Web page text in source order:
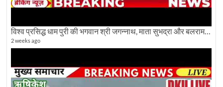
विश्व प्रसिद्ध धाम पुरी की भगवान श्री जगन्नाथ, माता सुभद्रा और बलराम जी की भव्य शोभा यात्रा देखिए
2 weeks ago